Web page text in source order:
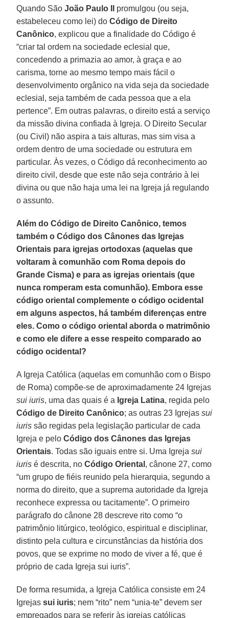
Quando SãoJoão Paulo II
promulgou (ou seja,
estabeleceu como lei) doCódigo de Direito
Canônico, explicou que a finalidade do Código é
“criar tal ordem na sociedade eclesial que,
concedendo a primazia ao amor, à graça e ao
carisma, torne ao mesmo tempo mais fácil o
desenvolvimento orgânico na vida seja da sociedade
eclesial, seja também de cada pessoa que a ela
pertence”. Em outras palavras, o direito está a serviço
da missão divina confiada à Igreja. O Direito Secular
(ou Civil) não aspira a tais alturas, mas sim visa a
ordem dentro de uma sociedade ou estrutura em
particular. Às vezes, o Código dá reconhecimento ao
direito civil, desde que este não seja contrário à lei
divina ou que não haja uma lei na Igreja já regulando
o assunto.
Além do Código de Direito Canônico, temos
também o Código dos Cânones das Igrejas
Orientais para igrejas ortodoxas (aquelas que
voltaram à comunhão com Roma depois do
Grande Cisma) e para as igrejas orientais (que
nunca romperam esta comunhão). Embora esse
código oriental complemente o código ocidental
em alguns aspectos, há também diferenças entre
eles. Como o código oriental aborda o matrimônio
e como ele difere a esse respeito comparado ao
código ocidental?
A Igreja Católica (aquelas em comunhão com o Bispo
de Roma) compõe-se de aproximadamente 24 Igrejas
sui iuris, uma das quais é a Igreja Latina, regida pelo
Código de Direito Canônico; as outras 23 Igrejassui
iuris são regidas pela legislação particular de cada
Igreja e peloCódigo dos Cânones das Igrejas
Orientais. Todas são iguais entre si. Uma Igrejasui
iuris é descrita, noCódigo Oriental , cânone 27, como
“um grupo de fiéis reunido pela hierarquia, segundo a
norma do direito, que a suprema autoridade da Igreja
reconhece expressa ou tacitamente”. O primeiro
parágrafo do cânone 28 descreve rito como “o
patrimônio litúrgico, teológico, espiritual e disciplinar,
distinto pela cultura e circunstâncias da história dos
povos, que se exprime no modo de viver a fé, que é
próprio de cada Igreja sui iuris”.
De forma resumida, a Igreja Católica consiste em 24
Igrejassui iuris; nem “rito” nem “unia-te” devem ser
empregados para se referir às igrejas católicas